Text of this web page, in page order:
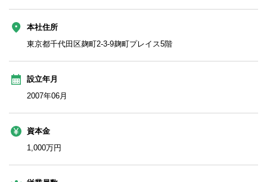
本社住所
東京都千代田区麹町2-3-9麹町プレイス5階
設立年月
2007年06月
資本金
1,000万円